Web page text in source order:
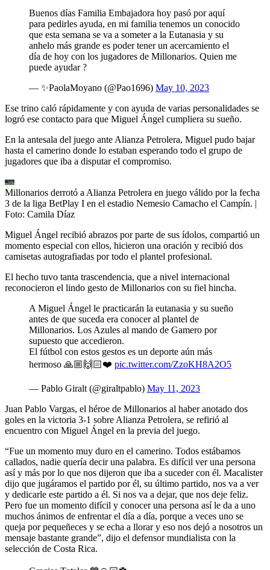
Buenos días Familia Embajadora hoy pasó por aquí
para pedirles ayuda, en mi familia tenemos un conocido
que esta semana se va a someter a la Eutanasia y su
anhelo más grande es poder tener un acercamiento el
día de hoy con los jugadores de Millonarios. Quien me
puede ayudar ?
— ✨PaolaMoyano (@Pao1696) May 10, 2023
Ese trino caló rápidamente y con ayuda de varias personalidades se
logró ese contacto para que Miguel Ángel cumpliera su sueño.
En la antesala del juego ante Alianza Petrolera, Miguel pudo bajar
hasta el camerino donde lo estaban esperando todo el grupo de
jugadores que iba a disputar el compromiso.
Millonarios derrotó a Alianza Petrolera en juego válido por la fecha
3 de la liga BetPlay I en el estadio Nemesio Camacho el Campín. |
Foto: Camila Díaz
Miguel Ángel recibió abrazos por parte de sus ídolos, compartió un
momento especial con ellos, hicieron una oración y recibió dos
camisetas autografiadas por todo el plantel profesional.
El hecho tuvo tanta trascendencia, que a nivel internacional
reconocieron el lindo gesto de Millonarios con su fiel hincha.
A Miguel Ángel le practicarán la eutanasia y su sueño
antes de que suceda era conocer al plantel de
Millonarios. Los Azules al mando de Gamero por
supuesto que accedieron.
El fútbol con estos gestos es un deporte aún más
hermoso 🙏🏼🙌🏻❤️ pic.twitter.com/ZzoKH8A2O5
— Pablo Giralt (@giraltpablo) May 11, 2023
Juan Pablo Vargas, el héroe de Millonarios al haber anotado dos
goles en la victoria 3-1 sobre Alianza Petrolera, se refirió al
encuentro con Miguel Ángel en la previa del juego.
“Fue un momento muy duro en el camerino. Todos estábamos
callados, nadie quería decir una palabra. Es difícil ver una persona
así y más por lo que nos dijeron que iba a suceder con él. Macalister
dijo que jugáramos el partido por él, su último partido, nos va a ver
y dedicarle este partido a él. Si nos va a dejar, que nos deje feliz.
Pero fue un momento difícil y conocer una persona así le da a uno
muchos ánimos de enfrentar el día a día, porque a veces uno se
queja por pequeñeces y se echa a llorar y eso nos dejó a nosotros un
mensaje bastante grande”, dijo el defensor mundialista con la
selección de Costa Rica.